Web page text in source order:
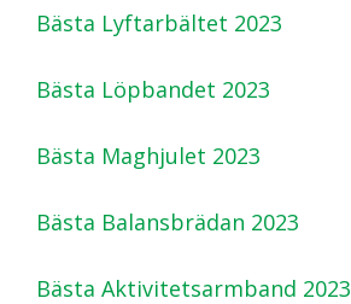
Bästa Lyftarbältet 2023
Bästa Löpbandet 2023
Bästa Maghjulet 2023
Bästa Balansbrädan 2023
Bästa Aktivitetsarmband 2023